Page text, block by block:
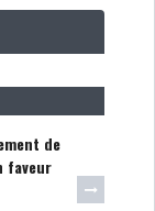
de
faveur